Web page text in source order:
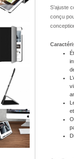
S’ajuste
conçu